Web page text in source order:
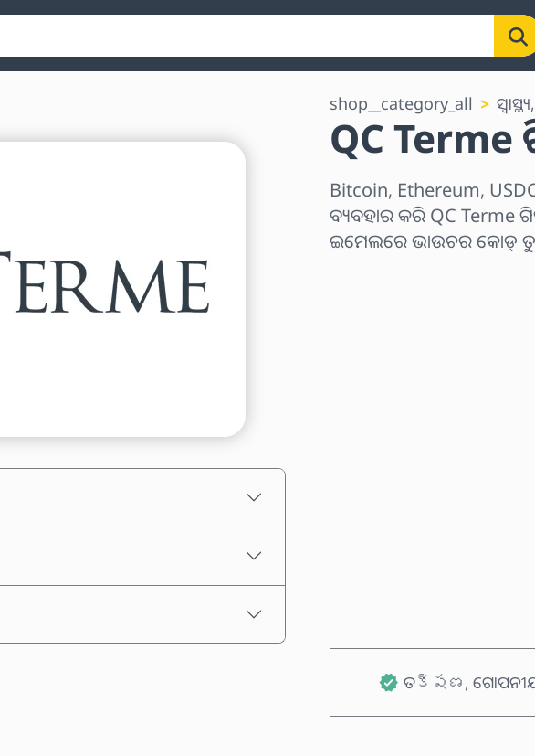
shop__category_all
QC Terme
Bitcoin, Ethereum,
ବ୍ୟବହାର କରି QC Terme
ଇମେଲରେ ଭାଉଚର କୋଡ୍
ତక్షణ,